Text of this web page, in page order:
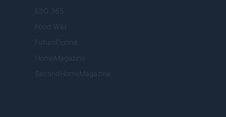
ESG 365
Food Wiki
FuturoDonna
HomeMagazine
SecondHomeMagazine